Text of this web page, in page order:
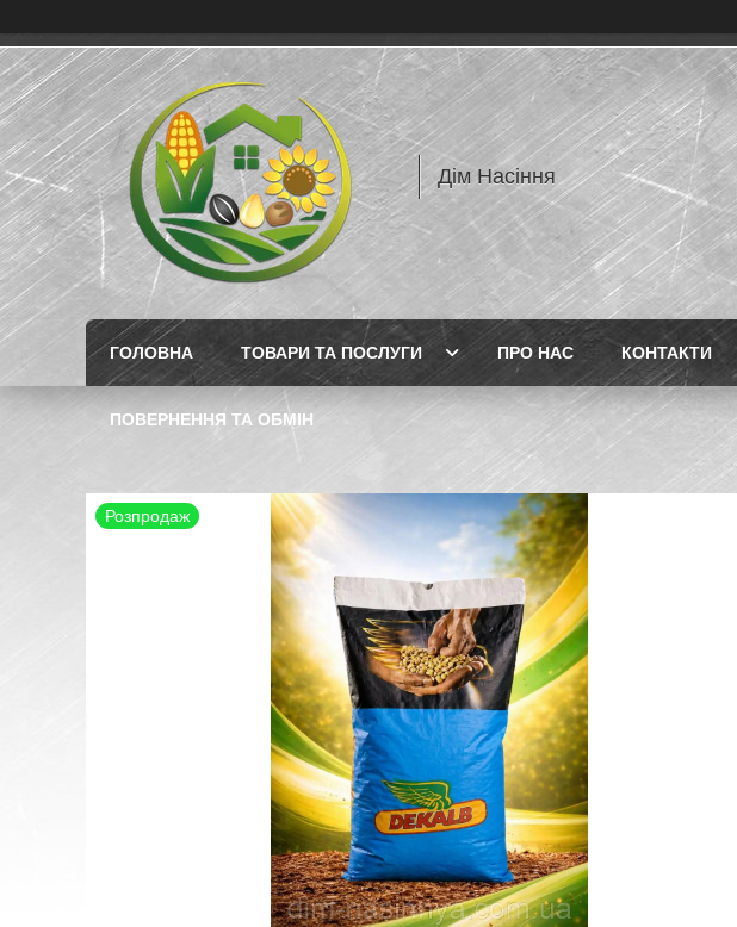
Дім Насіння
ГОЛОВНА ТОВАРИ ТА ПОСЛУГИ ПРО НАС КОНТАКТИ
ПОВЕРНЕННЯ ТА ОБМІН
Розпродаж